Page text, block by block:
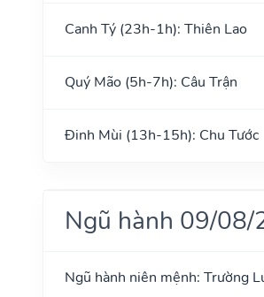
Canh Tý (23h-1h): Thiên Lao
Quý Mão (5h-7h): Câu Trận
Đinh Mùi (13h-15h): Chu Tước
Ngũ hành 09/08/
Ngũ hành niên mệnh: Trường